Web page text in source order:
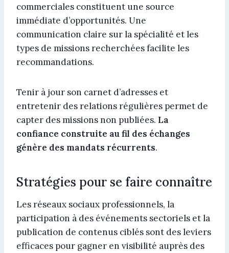
commerciales constituent une source
immédiate d’opportunités. Une
communication claire sur la spécialité et les
types de missions recherchées facilite les
recommandations.
Tenir à jour son carnet d’adresses et
entretenir des relations régulières permet de
capter des missions non publiées. La
confiance construite au fil des échanges
génère des mandats récurrents.
Stratégies pour se faire connaître
Les réseaux sociaux professionnels, la
participation à des événements sectoriels et la
publication de contenus ciblés sont des leviers
efficaces pour gagner en visibilité auprès des